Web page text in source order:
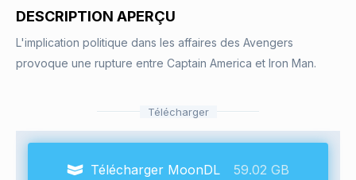
DESCRIPTION APERÇU
L'implication politique dans les affaires des Avengers
provoque une rupture entre Captain America et Iron Man.
Télécharger
Télécharger MoonDL 59.02 GB